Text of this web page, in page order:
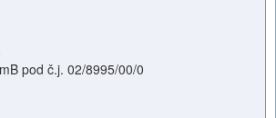
pod č.j. 02/8995/00/0